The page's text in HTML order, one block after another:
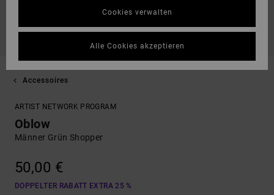
Accessoires
ARTIST NETWORK PROGRAM
Oblow
Männer Grün Shopper
50,00 €
DOPPELTER RABATT EXTRA 25 %
Cookies verwalten
Alle Cookies akzeptieren